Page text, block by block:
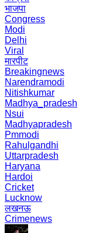
भाजपा
Congress
Modi
Delhi
Viral
मारपीट
Breakingnews
Narendramodi
Nitishkumar
Madhya_pradesh
Nsui
Madhyapradesh
Pmmodi
Rahulgandhi
Uttarpradesh
Haryana
Hardoi
Cricket
Lucknow
लखनऊ
Crimenews